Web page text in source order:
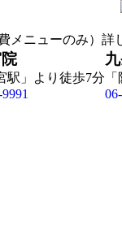
駅」より徒歩7分